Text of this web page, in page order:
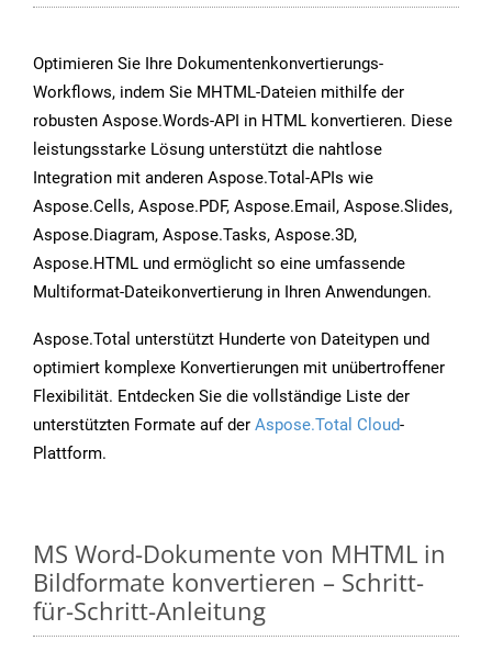
Optimieren Sie Ihre Dokumentenkonvertierungs-
Workflows, indem Sie MHTML-Dateien mithilfe der
robusten Aspose.Words-API in HTML konvertieren. Diese
leistungsstarke Lösung unterstützt die nahtlose
Integration mit anderen Aspose.Total-APIs wie
Aspose.Cells, Aspose.PDF, Aspose.Email, Aspose.Slides,
Aspose.Diagram, Aspose.Tasks, Aspose.3D,
Aspose.HTML und ermöglicht so eine umfassende
Multiformat-Dateikonvertierung in Ihren Anwendungen.
Aspose.Total unterstützt Hunderte von Dateitypen und
optimiert komplexe Konvertierungen mit unübertroffener
Flexibilität. Entdecken Sie die vollständige Liste der
unterstützten Formate auf der Aspose.Total Cloud-
Plattform.
MS Word-Dokumente von MHTML in
Bildformate konvertieren – Schritt-
für-Schritt-Anleitung